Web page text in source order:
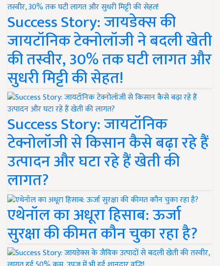
Success Story: जायडेक्स की
जायटॉनिक टेक्नोलॉजी ने बदली खेती
की तस्वीर, 30% तक घटी लागत और
सुधरी मिट्टी की सेहत!
Success Story: जायटॉनिक
टेक्नोलॉजी से किसान कैसे बढ़ा रहे हैं
उत्पादन और घटा रहे हैं खेती की
लागत?
एथेनॉल का अधूरा हिसाब: ऊर्जा
सुरक्षा की कीमत कौन चुका रहा है?